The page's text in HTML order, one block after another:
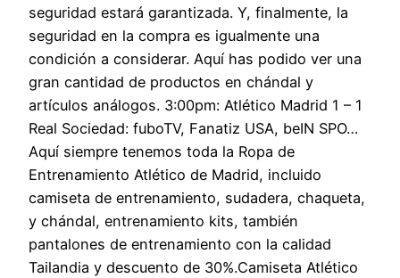
seguridad estará garantizada. Y, finalmente, la
seguridad en la compra es igualmente una
condición a considerar. Aquí has podido ver una
gran cantidad de productos en chándal y
artículos análogos. 3:00pm: Atlético Madrid 1 – 1
Real Sociedad: fuboTV, Fanatiz USA, beIN SPO…
Aquí siempre tenemos toda la Ropa de
Entrenamiento Atlético de Madrid, incluido
camiseta de entrenamiento, sudadera, chaqueta,
y chándal, entrenamiento kits, también
pantalones de entrenamiento con la calidad
Tailandia y descuento de 30%.Camiseta Atlético